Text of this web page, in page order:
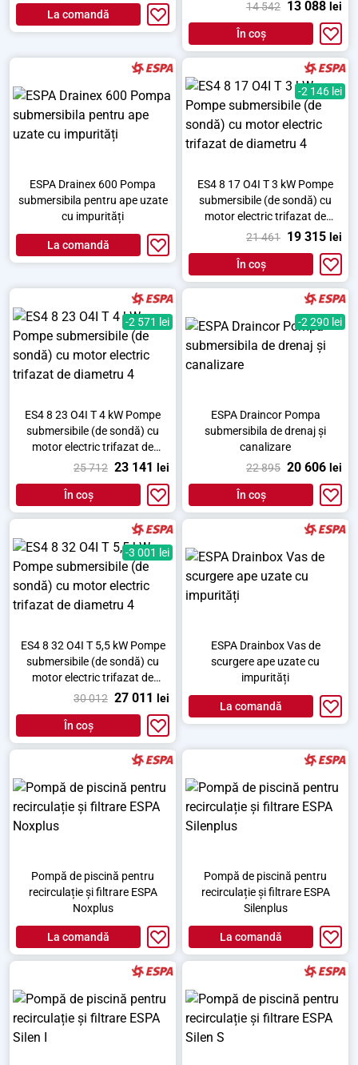
La comandă
14 542 13 088 lei
În coș
ESPA Drainex 600 Pompa
submersibila pentru ape uzate
cu impurități
La comandă
-2 146 lei
ES4 8 17 O4I T 3 kW Pompe
submersibile (de sondă) cu
motor electric trifazat de
diametru 4
21 461 19 315 lei
În coș
-2 571 lei
ES4 8 23 O4I T 4 kW Pompe
submersibile (de sondă) cu
motor electric trifazat de
diametru 4
25 712 23 141 lei
În coș
-2 290 lei
ESPA Draincor Pompa
submersibila de drenaj și
canalizare
22 895 20 606 lei
În coș
-3 001 lei
ES4 8 32 O4I T 5,5 kW Pompe
submersibile (de sondă) cu
motor electric trifazat de
diametru 4
30 012 27 011 lei
În coș
ESPA Drainbox Vas de
scurgere ape uzate cu
impurități
La comandă
Pompă de piscină pentru
recirculație și filtrare ESPA
Noxplus
La comandă
Pompă de piscină pentru
recirculație și filtrare ESPA
Silenplus
La comandă